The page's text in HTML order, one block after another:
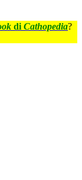
di Cathopedia?